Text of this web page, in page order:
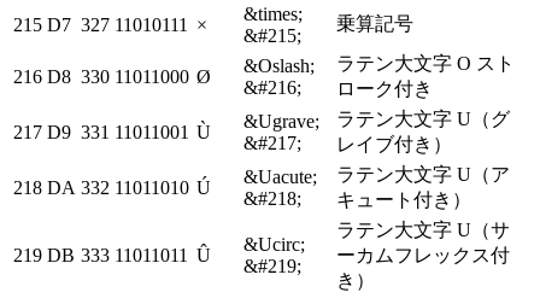
215 D7 327 11010111 ×
&times;
&#215;
乗算記号
216 D8 330 11011000 Ø
&Oslash;
&#216;
ラテン大文字 O スト
ローク付き
217 D9 331 11011001 Ù
&Ugrave;
&#217;
ラテン大文字 U（グ
レイブ付き）
218 DA 332 11011010 Ú
&Uacute;
&#218;
ラテン大文字 U（ア
キュート付き）
219 DB 333 11011011 Û
&Ucirc;
&#219;
ラテン大文字 U（サ
ーカムフレックス付
き）